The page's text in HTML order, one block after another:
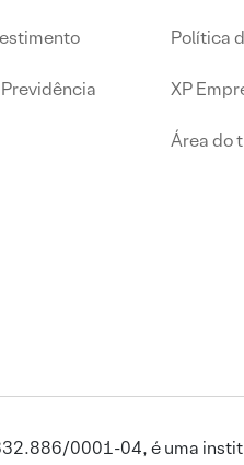
Política
XP
Área do
0001-04, é uma